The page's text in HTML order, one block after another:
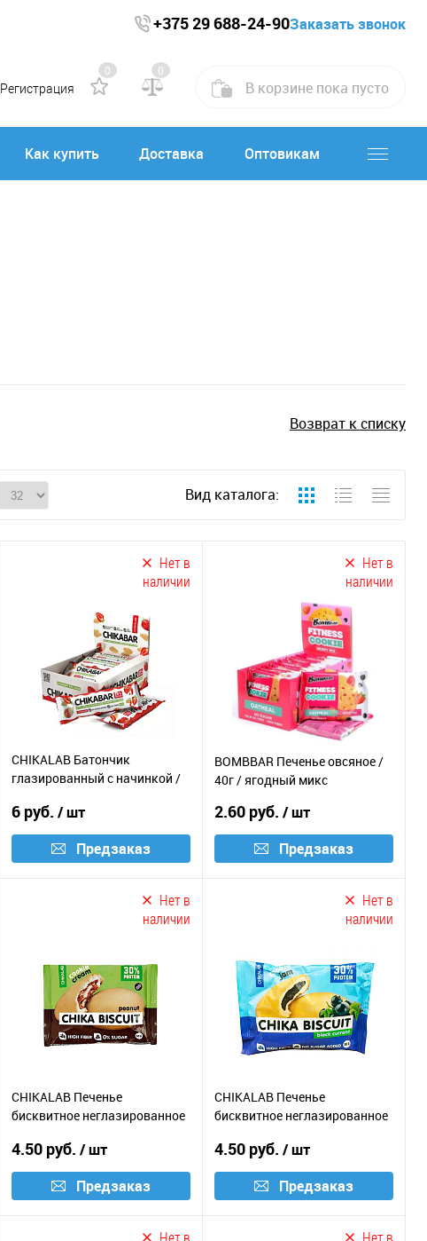
+375 29 688-24-90Заказать звонок
Регистрация
0 0
В корзине пока пусто
Как купить Доставка Оптовикам
Возврат к списку
Вид каталога:
Нет в
наличии
CHIKALAB Батончик
глазированный с начинкой /
6 руб. / шт
Предзаказ
Нет в
наличии
BOMBBAR Печенье овсяное /
40г / ягодный микс
2.60 руб. / шт
Предзаказ
Нет в
наличии
CHIKALAB Печенье
бисквитное неглазированное
4.50 руб. / шт
Предзаказ
Нет в
наличии
CHIKALAB Печенье
бисквитное неглазированное
смородина
4.50 руб. / шт
Предзаказ
Нет в
Нет в